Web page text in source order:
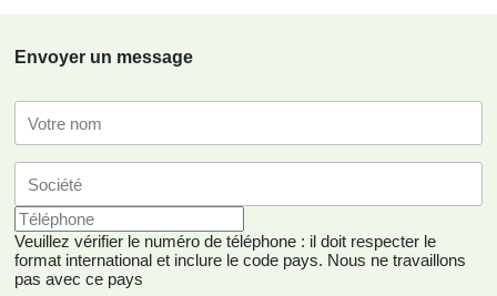
Envoyer un message
Veuillez vérifier le numéro de téléphone : il doit respecter le
format international et inclure le code pays. Nous ne travaillons
pas avec ce pays